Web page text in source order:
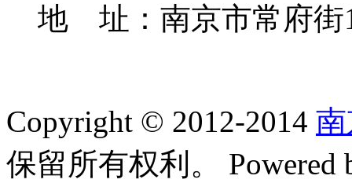
地 址：南京市常府街
Copyright © 2012-2014
保留所有权利。 Powered